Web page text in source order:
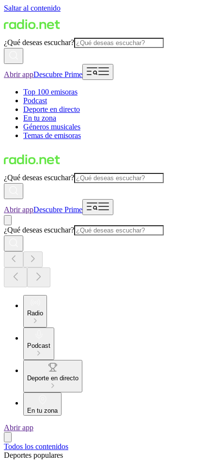
Saltar al contenido
¿Qué deseas escuchar?
Abrir appDescubre Prime
Top 100 emisoras
Podcast
Deporte en directo
En tu zona
Géneros musicales
Temas de emisoras
¿Qué deseas escuchar?
Abrir appDescubre Prime
¿Qué deseas escuchar?
Radio
Podcast
Deporte en directo
En tu zona
Abrir app
Todos los contenidos
Deportes populares